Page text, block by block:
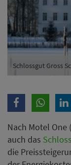
Schlossgut Gross
Nach Motel One
auch das
die
genommen.
Anmelden